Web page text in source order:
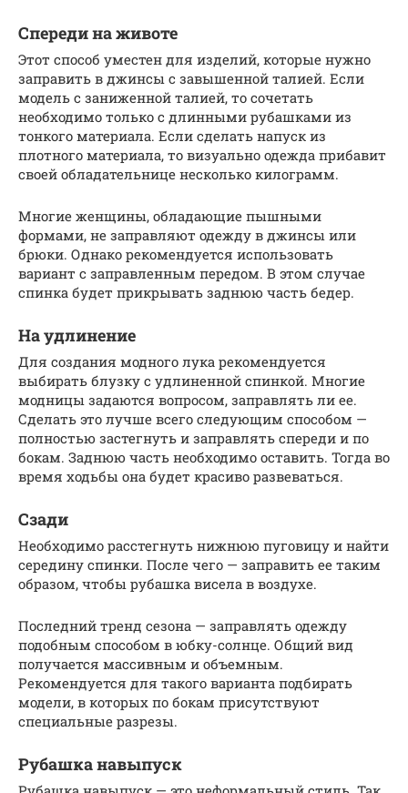
Спереди на животе
Этот способ уместен для изделий, которые нужно
заправить в джинсы с завышенной талией. Если
модель с заниженной талией, то сочетать
необходимо только с длинными рубашками из
тонкого материала. Если сделать напуск из
плотного материала, то визуально одежда прибавит
своей обладательнице несколько килограмм.
Многие женщины, обладающие пышными
формами, не заправляют одежду в джинсы или
брюки. Однако рекомендуется использовать
вариант с заправленным передом. В этом случае
спинка будет прикрывать заднюю часть бедер.
На удлинение
Для создания модного лука рекомендуется
выбирать блузку с удлиненной спинкой. Многие
модницы задаются вопросом, заправлять ли ее.
Сделать это лучше всего следующим способом —
полностью застегнуть и заправлять спереди и по
бокам. Заднюю часть необходимо оставить. Тогда во
время ходьбы она будет красиво развеваться.
Сзади
Необходимо расстегнуть нижнюю пуговицу и найти
середину спинки. После чего — заправить ее таким
образом, чтобы рубашка висела в воздухе.
Последний тренд сезона — заправлять одежду
подобным способом в юбку-солнце. Общий вид
получается массивным и объемным.
Рекомендуется для такого варианта подбирать
модели, в которых по бокам присутствуют
специальные разрезы.
Рубашка навыпуск